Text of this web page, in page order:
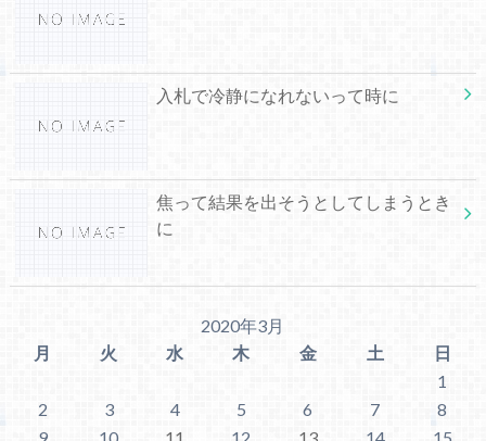
入札で冷静になれないって時に
焦って結果を出そうとしてしまうとき
に
2020年3月
月
火 水 木 金 土
日
1
2
3 4 5 6 7
8